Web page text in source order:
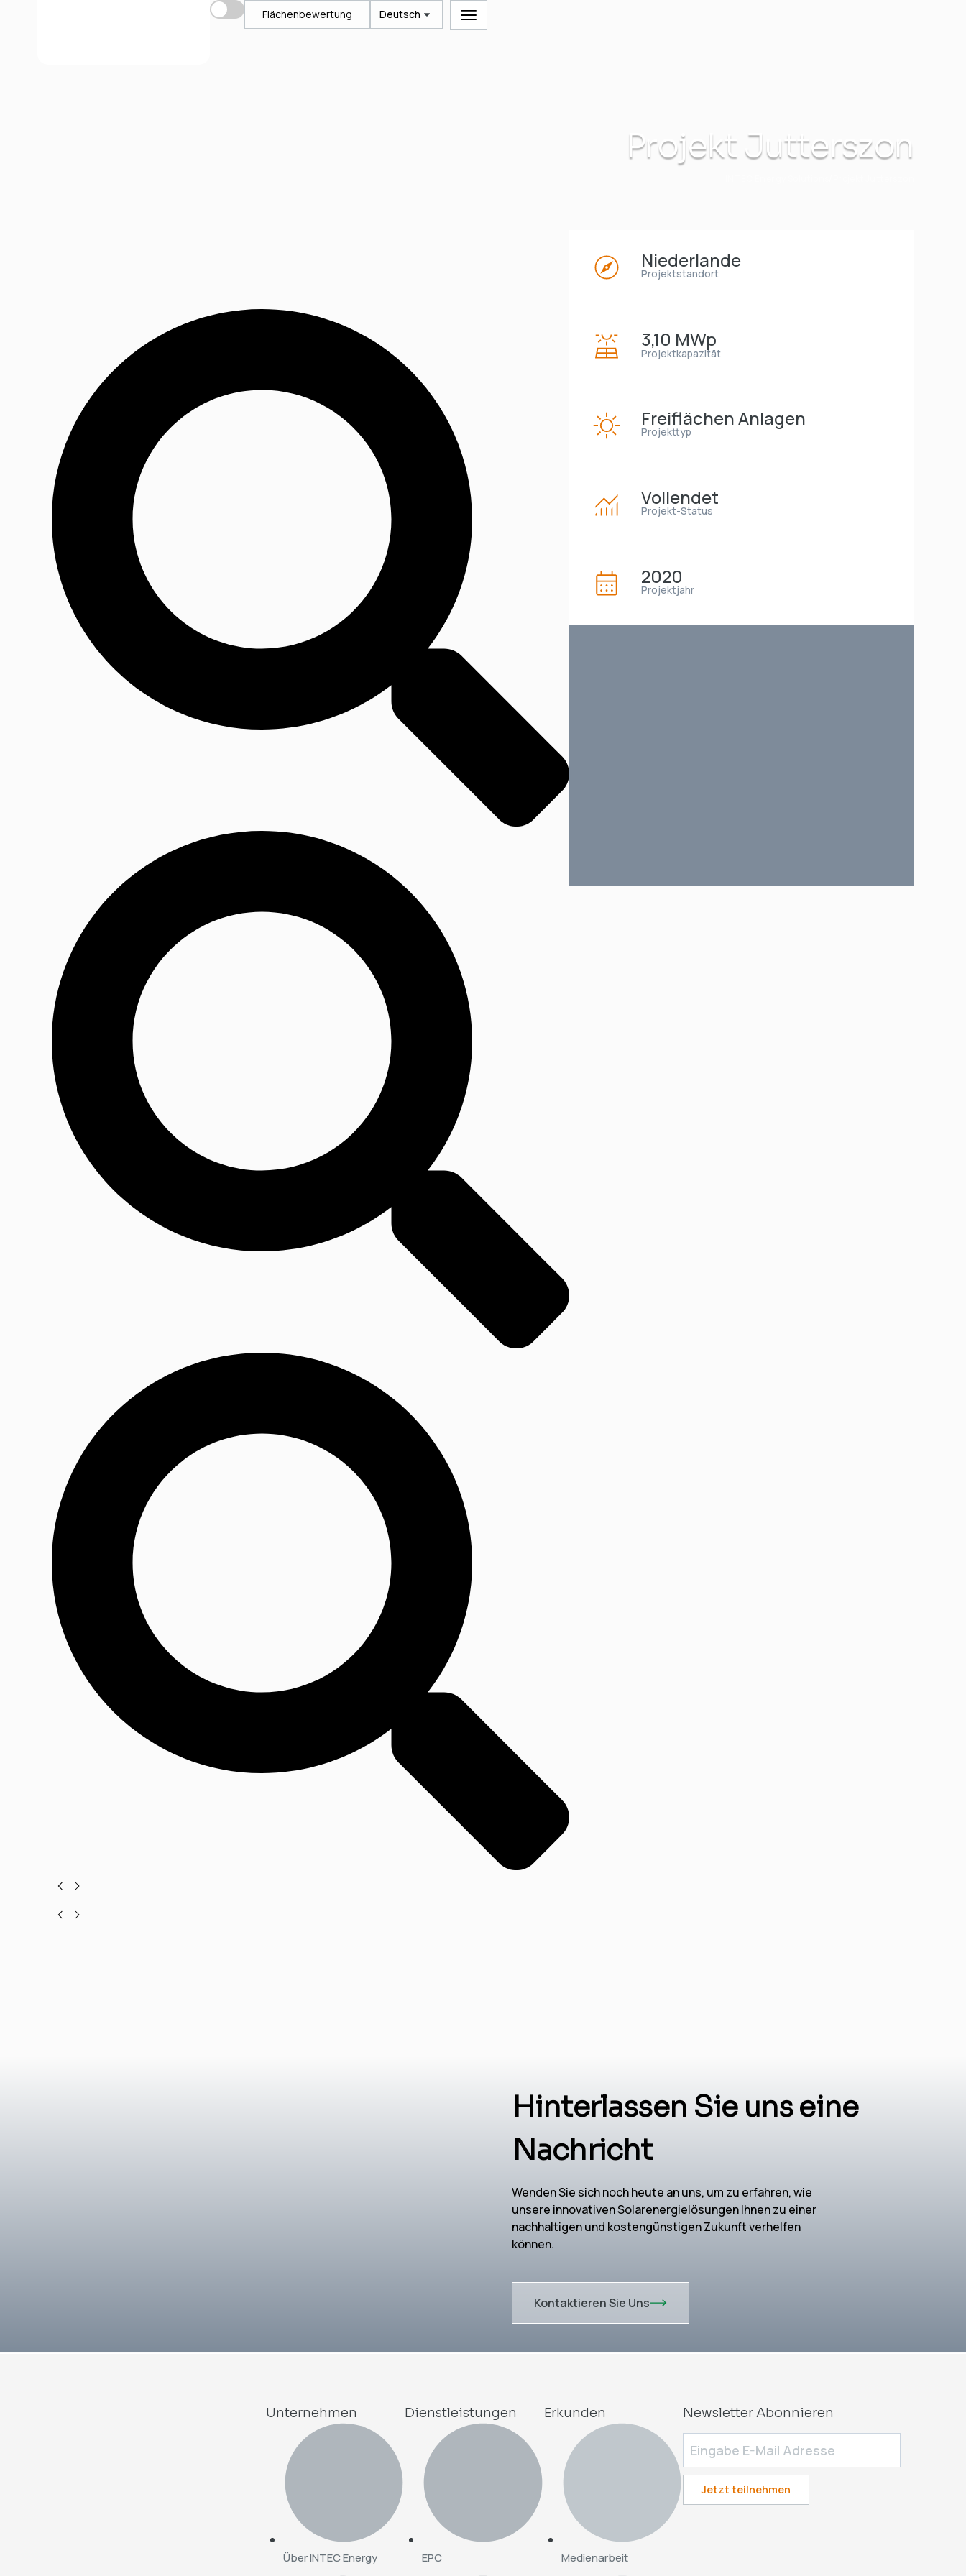
Flächenbewertung Deutsch
Projekt Jutterszon
Niederlande
Projektstandort
3,10 MWp
Projektkapazität
Freiflächen Anlagen
Projekttyp
Vollendet
Projekt-Status
2020
Projektjahr
Hinterlassen Sie uns eine
Nachricht
Wenden Sie sich noch heute an uns, um zu erfahren, wie
unsere innovativen Solarenergielösungen Ihnen zu einer
nachhaltigen und kostengünstigen Zukunft verhelfen
können.
Kontaktieren Sie Uns
Unternehmen
Über INTEC Energy
Dienstleistungen
EPC
Erkunden
Medienarbeit
Newsletter Abonnieren